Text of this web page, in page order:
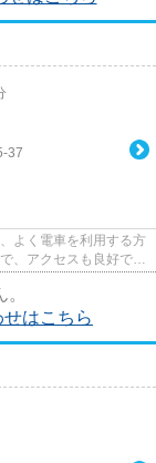
37
よく電車を利用する方
、アクセスも良好で
はこちら